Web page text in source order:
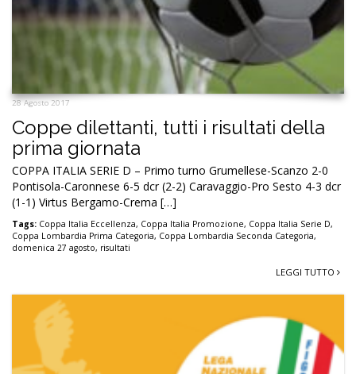
28 Agosto 2017
Coppe dilettanti, tutti i risultati della
prima giornata
COPPA ITALIA SERIE D – Primo turno Grumellese-Scanzo 2-0
Pontisola-Caronnese 6-5 dcr (2-2) Caravaggio-Pro Sesto 4-3 dcr
(1-1) Virtus Bergamo-Crema […]
Tags: Coppa Italia Eccellenza, Coppa Italia Promozione, Coppa Italia Serie D,
Coppa Lombardia Prima Categoria, Coppa Lombardia Seconda Categoria,
domenica 27 agosto, risultati
LEGGI TUTTO